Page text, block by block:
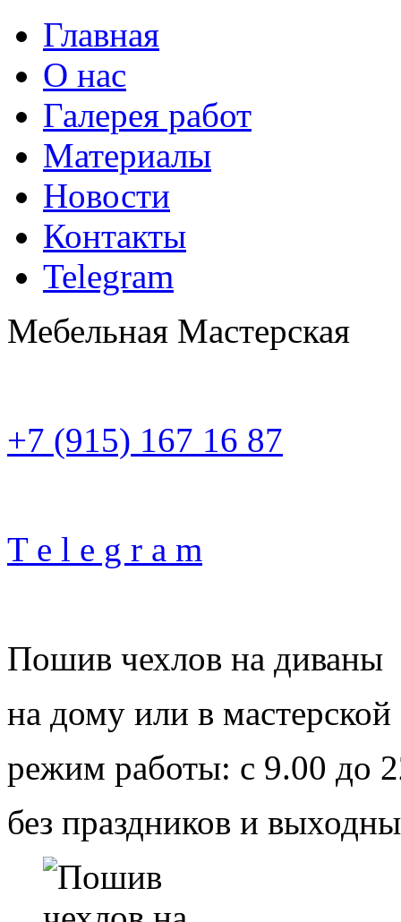
Главная
О нас
Галерея работ
Материалы
Новости
Контакты
Telegram
Мебельная Мастерская
+7 (915) 167 16 87
T e l e g r a m
Пошив чехлов на диваны
на дому или в мастерской
режим работы: с 9.00 до
без праздников и